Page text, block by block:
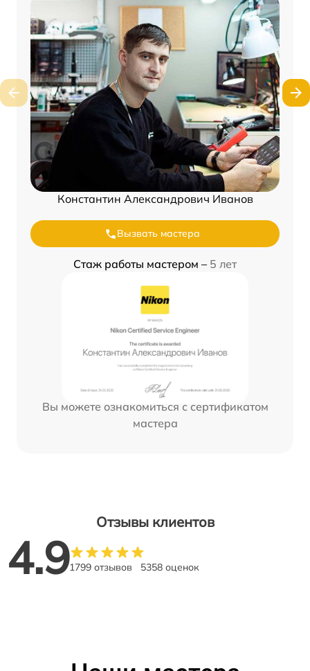
Константин Александрович Иванов
Вызвать мастера
Стаж работы мастером – 5 лет
Вы можете ознакомиться с сертификатом
мастера
Отзывы клиентов
4.91799 отзывов 5358 оценок